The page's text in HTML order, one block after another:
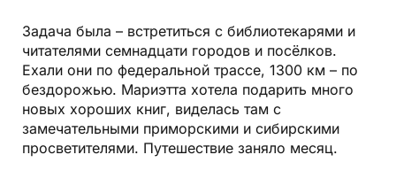
Задача была – встретиться с библиотекарями и
читателями семнадцати городов и посёлков.
Ехали они по федеральной трассе, 1300 км – по
бездорожью. Мариэтта хотела подарить много
новых хороших книг, виделась там с
замечательными приморскими и сибирскими
просветителями. Путешествие заняло месяц.